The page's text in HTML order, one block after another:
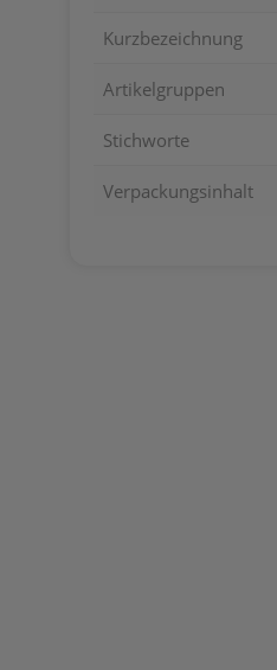
Kurzbezeichnung
Artikelgruppen
Stichworte
Verpackungsinhalt